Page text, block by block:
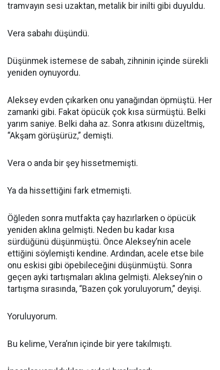
tramvayın sesi uzaktan, metalik bir inilti gibi duyuldu.
Vera sabahı düşündü.
Düşünmek istemese de sabah, zihninin içinde sürekli
yeniden oynuyordu.
Aleksey evden çıkarken onu yanağından öpmüştü. Her
zamanki gibi. Fakat öpücük çok kısa sürmüştü. Belki
yarım saniye. Belki daha az. Sonra atkısını düzeltmiş,
“Akşam görüşürüz,” demişti.
Vera o anda bir şey hissetmemişti.
Ya da hissettiğini fark etmemişti.
Öğleden sonra mutfakta çay hazırlarken o öpücük
yeniden aklına gelmişti. Neden bu kadar kısa
sürdüğünü düşünmüştü. Önce Aleksey’nin acele
ettiğini söylemişti kendine. Ardından, acele etse bile
onu eskisi gibi öpebileceğini düşünmüştü. Sonra
geçen ayki tartışmaları aklına gelmişti. Aleksey’nin o
tartışma sırasında, “Bazen çok yoruluyorum,” deyişi.
Yoruluyorum.
Bu kelime, Vera’nın içinde bir yere takılmıştı.